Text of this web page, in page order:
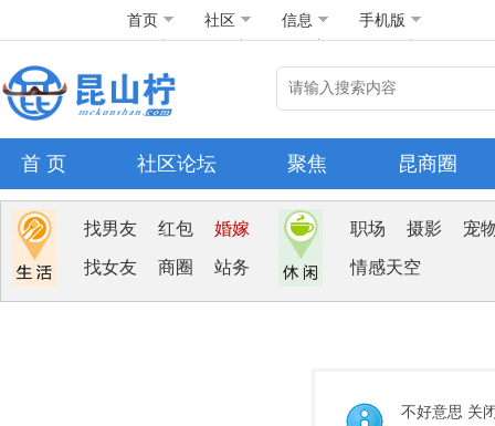
首页 社区 信息 手机版
首 页 社区论坛 聚焦 昆商圈
找男友 红包 婚嫁
找女友 商圈 站务
职场 摄影 宠
情感天空
不好意思 关